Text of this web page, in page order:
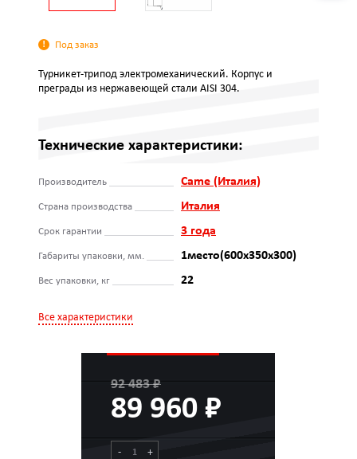
Под заказ
Турникет-трипод электромеханический. Корпус и
преграды из нержавеющей стали AISI 304.
Технические характеристики:
Производитель Came (Италия)
Страна производства Италия
Срок гарантии 3 года
Габариты упаковки, мм. 1место(600x350x300)
Вес упаковки, кг 22
Все характеристики
92 483 ₽
89 960 ₽
- +